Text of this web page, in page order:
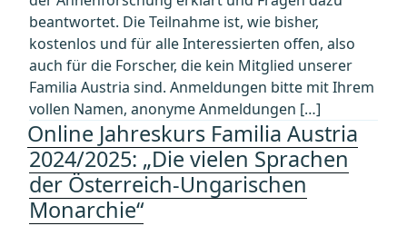
beantwortet. Die Teilnahme ist, wie bisher,
kostenlos und für alle Interessierten offen, also
auch für die Forscher, die kein Mitglied unserer
Familia Austria sind. Anmeldungen bitte mit Ihrem
vollen Namen, anonyme Anmeldungen […]
Online Jahreskurs Familia Austria
2024/2025: „Die vielen Sprachen
der Österreich-Ungarischen
Monarchie“